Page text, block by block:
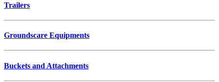
Trailers
Groundscare Equipments
Buckets and Attachments